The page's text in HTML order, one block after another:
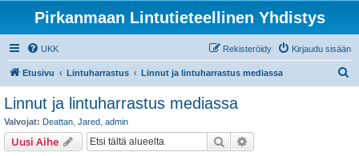
Pirkanmaan Lintutieteellinen Yhdistys
UKK Kirjaudu sisään
Rekisteröidy
Etusivu Lintuharrastus Linnut ja lintuharrastus mediassa
Linnut ja lintuharrastus mediassa
Valvojat: Deattan Jared admin
Uusi Aihe Etsi